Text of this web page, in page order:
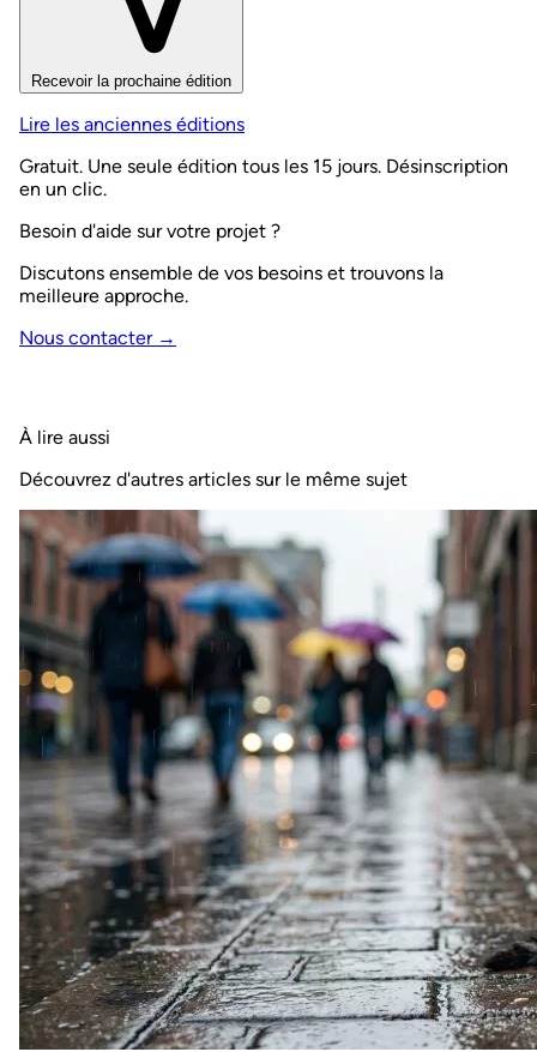
Recevoir la prochaine édition
Lire les anciennes éditions
Gratuit. Une seule édition tous les 15 jours. Désinscription
en un clic.
Besoin d'aide sur votre projet ?
Discutons ensemble de vos besoins et trouvons la
meilleure approche.
Nous contacter →
À lire aussi
Découvrez d'autres articles sur le même sujet